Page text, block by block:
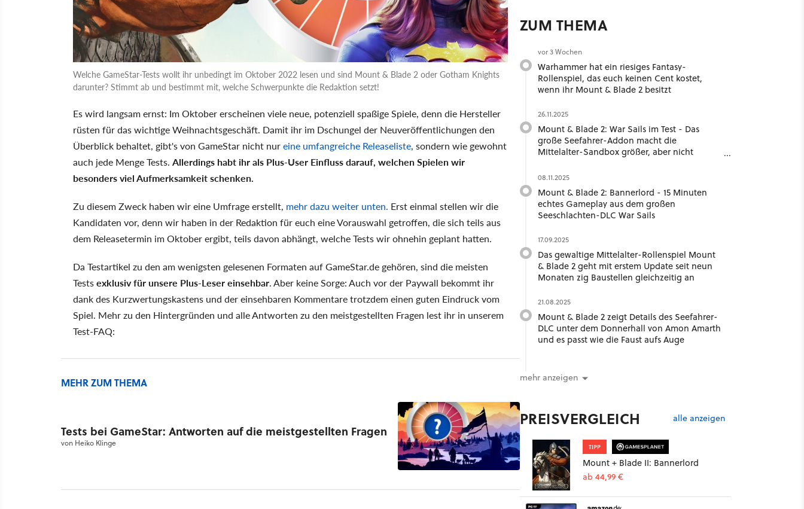
Welche GameStar-Tests wollt ihr unbedingt im Oktober 2022 lesen und sind Mount & Blade 2 oder Gotham Knights
darunter? Stimmt ab und bestimmt mit, welche Schwerpunkte die Redaktion setzt!
Es wird langsam ernst: Im Oktober erscheinen viele neue, potenziell spaßige Spiele, denn die Hersteller
rüsten für das wichtige Weihnachtsgeschäft. Damit ihr im Dschungel der Neuveröffentlichungen den
Überblick behaltet, gibt's von GameStar nicht nureine umfangreiche Releaseliste, sondern wie gewohnt
auch jede Menge Tests. Allerdings habt ihr als Plus-User Einfluss darauf, welchen Spielen wir
besonders viel Aufmerksamkeit schenken.
Zu diesem Zweck haben wir eine Umfrage erstellt, mehr dazu weiter unten. Erst einmal stellen wir die
Kandidaten vor, denn wir haben in der Redaktion für euch eine Vorauswahl getroffen, die sich teils aus
dem Releasetermin im Oktober ergibt, teils davon abhängt, welche Tests wir ohnehin geplant hatten.
Da Testartikel zu den am wenigsten gelesenen Formaten auf GameStar.de gehören, sind die meisten
Testsexklusiv für unsere Plus-Leser einsehbar. Aber keine Sorge: Auch vor der Paywall bekommt ihr
dank des Kurzwertungskastens und der einsehbaren Kommentare trotzdem einen guten Eindruck vom
Spiel. Mehr zu den Hintergründen und alle Antworten zu den meistgestellten Fragen lest ihr in unserem
Test-FAQ:
MEHR ZUM THEMA
Tests bei GameStar: Antworten auf die meistgestellten Fragen
von Heiko Klinge
ZUM THEMA
vor 3 Wochen
Warhammer hat ein riesiges Fantasy-
Rollenspiel, das euch keinen Cent kostet,
wenn ihr Mount & Blade 2 besitzt
26.11.2025
Mount & Blade 2: War Sails im Test - Das
große Seefahrer-Addon macht die
Mittelalter-Sandbox größer, aber nicht
08.11.2025
Mount & Blade 2: Bannerlord - 15 Minuten
echtes Gameplay aus dem großen
Seeschlachten-DLC War Sails
17.09.2025
Das gewaltige Mittelalter-Rollenspiel Mount
& Blade 2 geht mit erstem Update seit neun
Monaten zig Baustellen gleichzeitig an
21.08.2025
Mount & Blade 2 zeigt Details des Seefahrer-
DLC unter dem Donnerhall von Amon Amarth
und es passt wie die Faust aufs Auge
mehr anzeigen
PREISVERGLEICH alle anzeigen
TIPP
Mount + Blade II: Bannerlord
ab 44,99 €